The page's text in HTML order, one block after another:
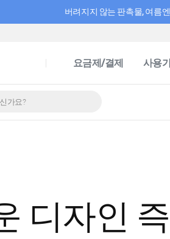
버려지지 않는 판촉물, 여름엔
요금제/결제 사용
디자인